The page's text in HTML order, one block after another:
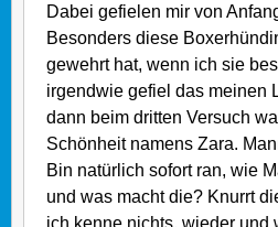
Dabei gefielen mir von
Besonders diese
gewehrt hat, wenn ich sie
irgendwie gefiel das meinen
dann beim dritten Versuch
Schönheit namens Zara.
Bin natürlich sofort ran, wie
und was macht die? Knurrt
ich kenne nichts, wieder und